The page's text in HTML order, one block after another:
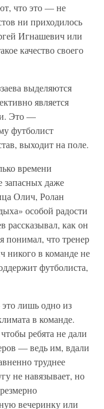
что это — не
ни приходилось
Игнашевич или
качество своего
выделяются
является
Это —
футболист
выходит на поле.
времени
запасных даже
Олич, Ролан
особой радости
рассказывал, как он
понимал, что тренер
никого в команде не
футболиста,
лишь одно из
в команде.
ребята не дали
— ведь им, вдали
труднее
не навязывает, но
вечеринку или